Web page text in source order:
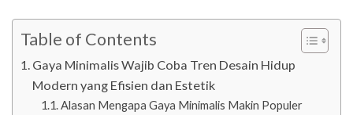
Table of Contents
Gaya Minimalis Wajib Coba Tren Desain Hidup
Modern yang Efisien dan Estetik
Alasan Mengapa Gaya Minimalis Makin Populer